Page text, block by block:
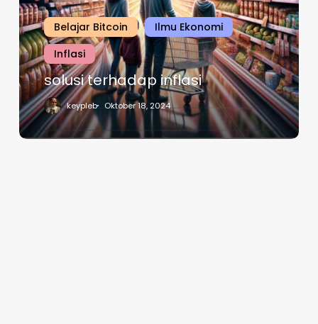
Belajar Bitcoin
Ilmu Ekonomi
Inflasi
solusi terhadap inflasi
keypleb Oktober 18, 2024